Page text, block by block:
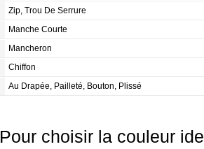
Zip, Trou De Serrure
Manche Courte
Mancheron
Chiffon
Au Drapée, Pailleté, Bouton, Plissé
Pour choisir la couleur